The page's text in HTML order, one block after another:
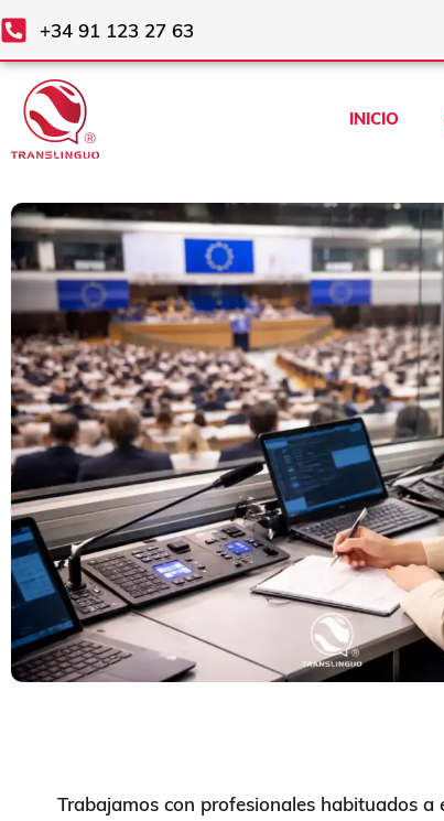
Ir
al
contenido
+34 91 123 27 63
INICIO
Trabajamos con profesionales habituados